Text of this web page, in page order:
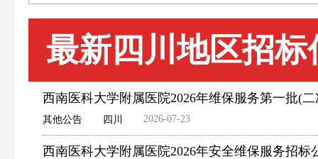
最新四川地区招标
西南医科大学附属医院2026年维保服务第一批(
其他公告 四川 2026-07-23
西南医科大学附属医院2026年安全维保服务招标